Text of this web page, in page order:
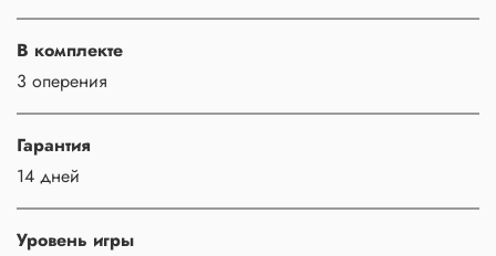
В комплекте
3 оперения
Гарантия
14 дней
Уровень игры